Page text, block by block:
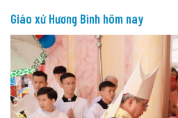
Giáo xứ Hương Bình hôm nay